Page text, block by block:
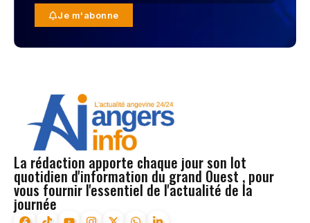
Je m'abonne
La rédaction apporte chaque jour son lot
quotidien d'information du grand Ouest , pour
vous fournir l'essentiel de l'actualité de la
journée